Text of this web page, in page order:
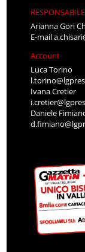
Arianna Gori
E-mail
Account
Luca Torino
Ivana Cretier
Daniele